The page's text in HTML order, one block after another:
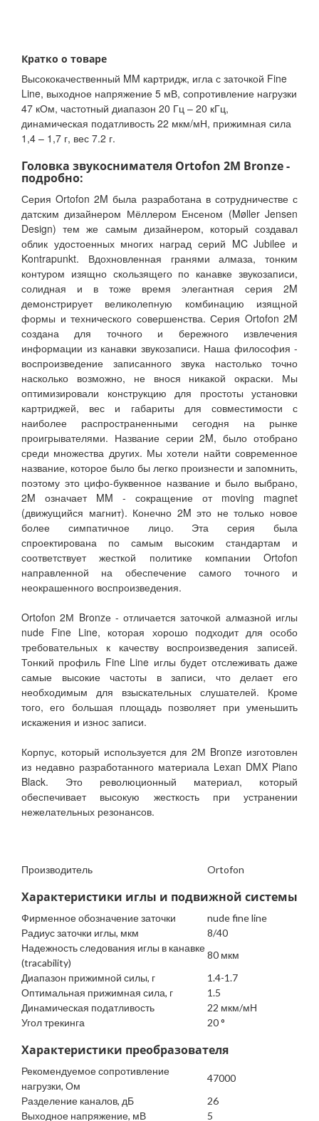
Кратко о товаре
Высококачественный MM картридж, игла с заточкой Fine
Line, выходное напряжение 5 мВ, сопротивление нагрузки
47 кОм, частотный диапазон 20 Гц – 20 кГц,
динамическая податливость 22 мкм/мН, прижимная сила
1,4 – 1,7 г, вес 7.2 г.
Головка звукоснимателя Ortofon 2M Bronze -
подробно:
Серия Ortofon 2M была разработана в сотрудничестве с
датским дизайнером Мёллером Енсеном (Møller Jensen
Design) тем же самым дизайнером, который создавал
облик удостоенных многих наград серий MC Jubilee и
Kontrapunkt. Вдохновленная гранями алмаза, тонким
контуром изящно скользящего по канавке звукозаписи,
солидная и в тоже время элегантная серия 2M
демонстрирует великолепную комбинацию изящной
формы и технического совершенства. Серия Ortofon 2M
создана для точного и бережного извлечения
информации из канавки звукозаписи. Наша философия -
воспроизведение записанного звука настолько точно
насколько возможно, не внося никакой окраски. Мы
оптимизировали конструкцию для простоты установки
картриджей, вес и габариты для совместимости с
наиболее распространенными сегодня на рынке
проигрывателями. Название серии 2M, было отобрано
среди множества других. Мы хотели найти современное
название, которое было бы легко произнести и запомнить,
поэтому это цифо-буквенное название и было выбрано,
2M означает MM - сокращение от moving magnet
(движущийся магнит). Конечно 2M это не только новое
более симпатичное лицо. Эта серия была
спроектирована по самым высоким стандартам и
соответствует жесткой политике компании Ortofon
направленной на обеспечение самого точного и
неокрашенного воспроизведения.
Ortofon 2М Bronzе - отличается заточкой алмазной иглы
nude Fine Line, которая хорошо подходит для особо
требовательных к качеству воспроизведения записей.
Тонкий профиль Fine Line иглы будет отслеживать даже
самые высокие частоты в записи, что делает его
необходимым для взыскательных слушателей. Кроме
того, его большая площадь позволяет при уменьшить
искажения и износ записи.
Корпус, который используется для 2М Bronze изготовлен
из недавно разработанного материала Lexan DMX Piano
Black. Это революционный материал, который
обеспечивает высокую жесткость при устранении
нежелательных резонансов.
Производитель Ortofon
Характеристики иглы и подвижной системы
Фирменное обозначение заточки
nude fine line
Радиус заточки иглы, мкм
8/40
Надежность следования иглы в канавке
(tracability)
80 мкм
Диапазон прижимной силы, г
1.4-1.7
Оптимальная прижимная сила, г
1.5
Динамическая податливость
22 мкм/мН
Угол трекинга
20 °
Характеристики преобразователя
Рекомендуемое сопротивление
нагрузки, Ом
47000
Разделение каналов, дБ
26
Выходное напряжение, мВ
5